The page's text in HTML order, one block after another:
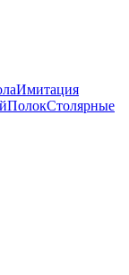
Имитация
ПолокСтолярные